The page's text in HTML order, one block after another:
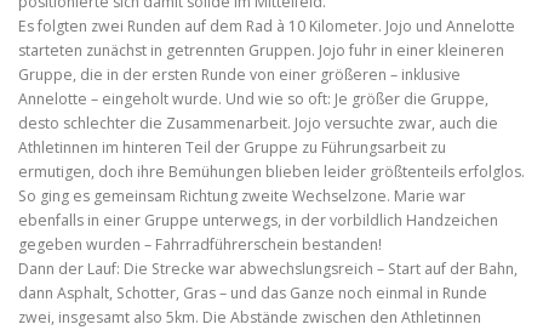
Es folgten zwei Runden auf dem Rad à 10 Kilometer. Jojo und Annelotte
starteten zunächst in getrennten Gruppen. Jojo fuhr in einer kleineren
Gruppe, die in der ersten Runde von einer größeren – inklusive
Annelotte – eingeholt wurde. Und wie so oft: Je größer die Gruppe,
desto schlechter die Zusammenarbeit. Jojo versuchte zwar, auch die
Athletinnen im hinteren Teil der Gruppe zu Führungsarbeit zu
ermutigen, doch ihre Bemühungen blieben leider größtenteils erfolglos.
So ging es gemeinsam Richtung zweite Wechselzone. Marie war
ebenfalls in einer Gruppe unterwegs, in der vorbildlich Handzeichen
gegeben wurden – Fahrradführerschein bestanden!
Dann der Lauf: Die Strecke war abwechslungsreich – Start auf der Bahn,
dann Asphalt, Schotter, Gras – und das Ganze noch einmal in Runde
zwei, insgesamt also 5km. Die Abstände zwischen den Athletinnen